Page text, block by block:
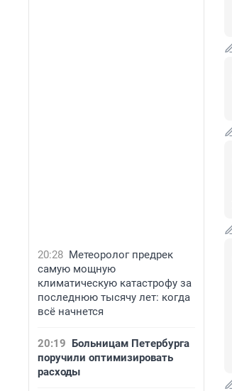
20:28 Метеоролог предрек
самую мощную
климатическую катастрофу за
последнюю тысячу лет: когда
всё начнется
20:19 Больницам Петербурга
поручили оптимизировать
расходы